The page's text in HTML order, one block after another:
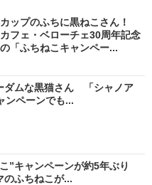
カップのふちに黒ねこさん！
カフェ・ベローチェ30周年記念
の「ふちねこキャンペー...
ダムな黒猫さん 「シャノア
ンペーンでも...
”キャンペーンが約5年ぶり
ふちねこが...